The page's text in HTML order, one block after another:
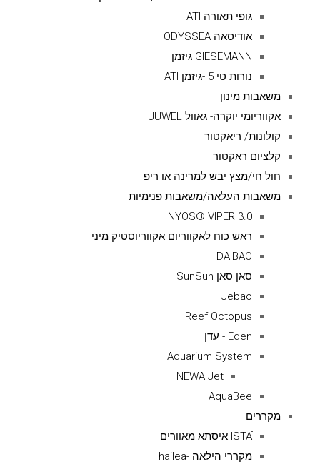
גופי תאורה ATI
אודיסאה ODYSSEA
GIESEMANN גיזמן
נורות טי 5 -גיזמן ATI
משאבות מינון
אקווריומי יוקרה- גאוול JUWEL
קולונות/ ריאקטור
קלציום ראקטור
חול חי/מצץ יבש למרינה או ריפ
משאבות העלאה/משאבות פנימיות
NYOS® VIPER 3.0
ראש כוח לאקווריום אקווריוסטיק מיני
DAIBAO
סאן סאן SunSun
Jebao
Reef Octopus
Eden - עדן
Aquarium System
NEWA Jet
AquaBee
מקררים
ISTAׁׂ איסתא מאוורים
מקררי הילאה -hailea